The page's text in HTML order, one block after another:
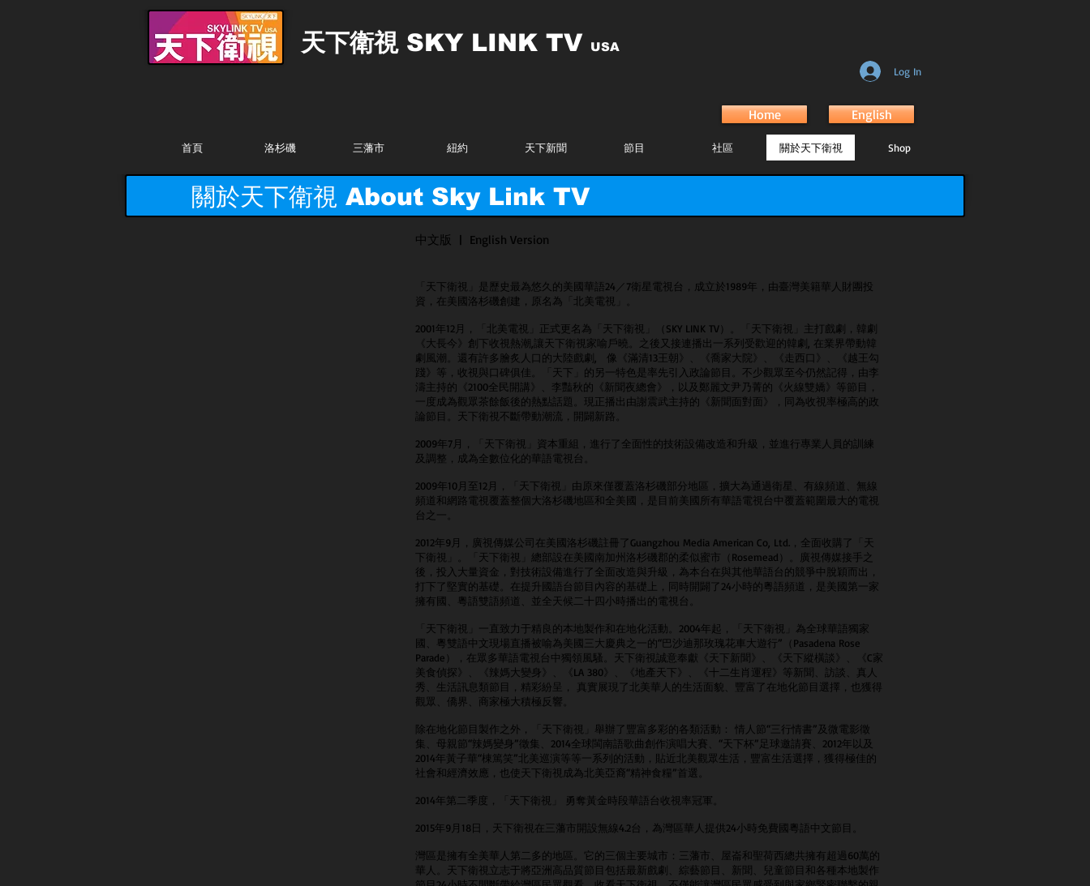
天下衛視SKY LINK TV USA
Log In
Home English
首頁 洛杉磯 三藩市 紐約 天下新聞 節目 社區 關於天下衛視 Shop
關於天下衛視 About Sky Link TV
中文版 | English Version
「天下衛視」是歷史最為悠久的美國華語24／7衛星電視台，成立於1989年，由臺灣美籍華人財團投
資，在美國洛杉磯創建，原名為「北美電視」。
2001年12月，「北美電視」正式更名為「天下衛視」（SKY LINK TV）。「天下衛視」主打戲劇，韓劇
《大長今》創下收視熱潮,讓天下衛視家喻戶曉。之後又接連播出一系列受歡迎的韓劇, 在業界帶動韓
劇風潮。還有許多膾炙人口的大陸戲劇, 像《滿清13王朝》、《喬家大院》、《走西口》、《越王勾
踐》等，收視與口碑俱佳。「天下」的另一特色是率先引入政論節目。不少觀眾至今仍然記得，由李
濤主持的《2100全民開講》、李豔秋的《新聞夜總會》，以及鄭麗文尹乃菁的《火線雙嬌》等節目，
一度成為觀眾茶餘飯後的熱點話題。現正播出由謝震武主持的《新聞面對面》，同為收視率極高的政
論節目。天下衛視不斷帶動潮流，開闢新路。
2009年7月，「天下衛視」資本重組，進行了全面性的技術設備改造和升級，並進行專業人員的訓練
及調整，成為全數位化的華語電視台。
2009年10月至12月，「天下衛視」由原來僅覆蓋洛杉磯部分地區，擴大為通過衛星、有線頻道、無線
頻道和網路電視覆蓋整個大洛杉磯地區和全美國，是目前美國所有華語電視台中覆蓋範圍最大的電視
台之一。
2012年9月，廣視傳媒公司在美國洛杉磯註冊了Guangzhou Media American Co, Ltd.，全面收購了「天
下衛視」。「天下衛視」總部設在美國南加州洛杉磯郡的柔似蜜市（Rosemead）。廣視傳媒接手之
後，投入大量資金，對技術設備進行了全面改造與升級，為本台在與其他華語台的競爭中脫穎而出，
打下了堅實的基礎。在提升國語台節目內容的基礎上，同時開闢了24小時的粵語頻道，是美國第一家
擁有國、粵語雙語頻道、並全天候二十四小時播出的電視台。
「天下衛視」一直致力于精良的本地製作和在地化活動。2004年起，「天下衛視」為全球華語獨家
國、粵雙語中文現場直播被喻為美國三大慶典之一的“巴沙迪那玫瑰花車大遊行”（Pasadena Rose
Parade），在眾多華語電視台中獨領風騷。天下衛視誠意奉獻《天下新聞》、《天下縱橫談》、《C家
美食偵探》、《辣媽大變身》、《LA 380》、《地產天下》、《十二生肖運程》等新聞、訪談、真人
秀、生活訊息類節目，精彩紛呈， 真實展現了北美華人的生活面貌、豐富了在地化節目選擇，也獲得
觀眾、僑界、商家極大積極反響。
除在地化節目製作之外，「天下衛視」舉辦了豐富多彩的各類活動： 情人節“三行情書”及微電影徵
集、母親節“辣媽變身”徵集、2014全球閩南語歌曲創作演唱大賽、“天下杯”足球邀請賽、2012年以及
2014年黃子華“棟篤笑”北美巡演等等一系列的活動，貼近北美觀眾生活，豐富生活選擇，獲得極佳的
社會和經濟效應，也使天下衛視成為北美亞裔“精神食糧”首選。
2014年第二季度，「天下衛視」 勇奪黃金時段華語台收視率冠軍。
2015年9月18日，天下衛視在三藩市開設無線4.2台，為灣區華人提供24小時免費國粵語中文節目。
灣區是擁有全美華人第二多的地區。它的三個主要城市：三藩市、屋崙和聖荷西總共擁有超過60萬的
華人。天下衛視立志于將亞洲高品質節目包括最新戲劇、綜藝節目、新聞、兒童節目和各種本地製作